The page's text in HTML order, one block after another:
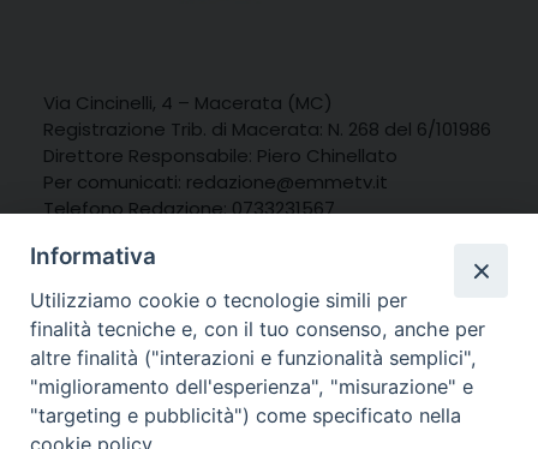
Via Cincinelli, 4 – Macerata (MC)
Registrazione Trib. di Macerata: N. 268 del 6/101986
Direttore Responsabile: Piero Chinellato
Per comunicati: redazione@emmetv.it
Telefono Redazione: 0733231567
Informativa
Utilizziamo cookie o tecnologie simili per
finalità tecniche e, con il tuo consenso, anche per
altre finalità ("interazioni e funzionalità semplici",
"miglioramento dell'esperienza", "misurazione" e
"targeting e pubblicità") come specificato nella